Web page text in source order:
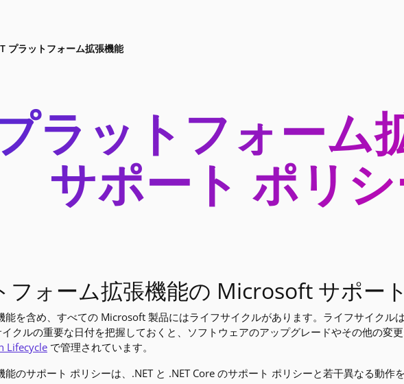
プラットフォーム拡張機能
ラットフォーム
サポート ポリ
フォーム拡張機能の Microsoft サポート
能を含め、すべての Microsoft 製品にはライフサイクルがあります。ライフサイクル
クルの重要な日付を把握しておくと、ソフトウェアのアップグレードやその他の変
Lifecycle で管理されています。
能のサポート ポリシーは、.NET と .NET Core のサポート ポリシーと若干異なる動作